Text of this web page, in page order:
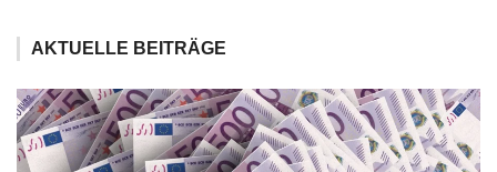
AKTUELLE BEITRÄGE